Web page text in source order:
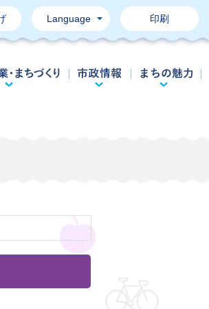
Language 印刷
就労・産業・まちづくり
市政情報